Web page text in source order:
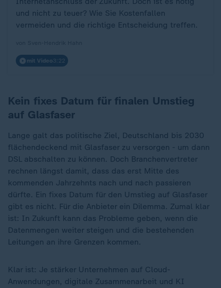
und nicht zu teuer? Wie Sie Kostenfallen
vermeiden und die richtige Entscheidung treffen.
mit Video3:22
Kein fixes Datum für finalen Umstieg
auf Glasfaser
Lange galt das politische Ziel, Deutschland bis 2030
flächendeckend mit Glasfaser zu versorgen - um dann
DSL abschalten zu können. Doch Branchenvertreter
rechnen längst damit, dass das erst Mitte des
kommenden Jahrzehnts nach und nach passieren
dürfte. Ein fixes Datum für den Umstieg auf Glasfaser
gibt es nicht. Für die Anbieter ein Dilemma. Zumal klar
ist: In Zukunft kann das Probleme geben, wenn die
Datenmengen weiter steigen und die bestehenden
Leitungen an ihre Grenzen kommen.
Klar ist: Je stärker Unternehmen auf Cloud-
Anwendungen, digitale Zusammenarbeit und KI